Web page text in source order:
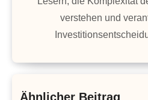
verstehen und
Ähnlicher Beitrag